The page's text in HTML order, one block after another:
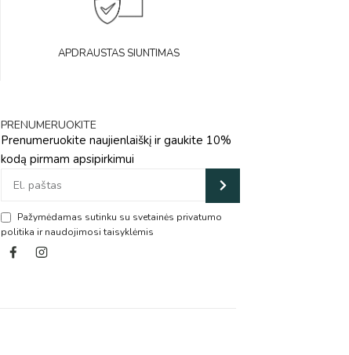
APDRAUSTAS SIUNTIMAS
PRENUMERUOKITE
Prenumeruokite naujienlaiškį ir gaukite 10%
kodą pirmam apsipirkimui
Pažymėdamas sutinku su svetainės privatumo
politika ir naudojimosi taisyklėmis
Alternative: